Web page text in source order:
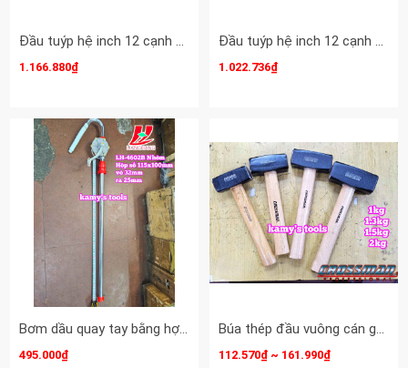
Đầu tuýp hệ inch 12 cạnh 3/4 inch Kingtony cỡ 2-11/16 inch tương đương 68mm 633086S
1.166.880₫
Đầu tuýp hệ inch 12 cạnh 3/4 inch Kingtony cỡ 2-5/8 inch tương đương 67mm 633084S
1.022.736₫
Bơm dầu quay tay bằng hợp kim nhôm LIANGHANG LH-4602B hộp số 115x100mm dài 125cm
495.000₫
Búa thép đầu vuông cán gỗ Crossman 1kg 1.3kg 1.5kg 2kg 68-431 68-432 68-433 68-434
112.570₫ ~ 161.990₫